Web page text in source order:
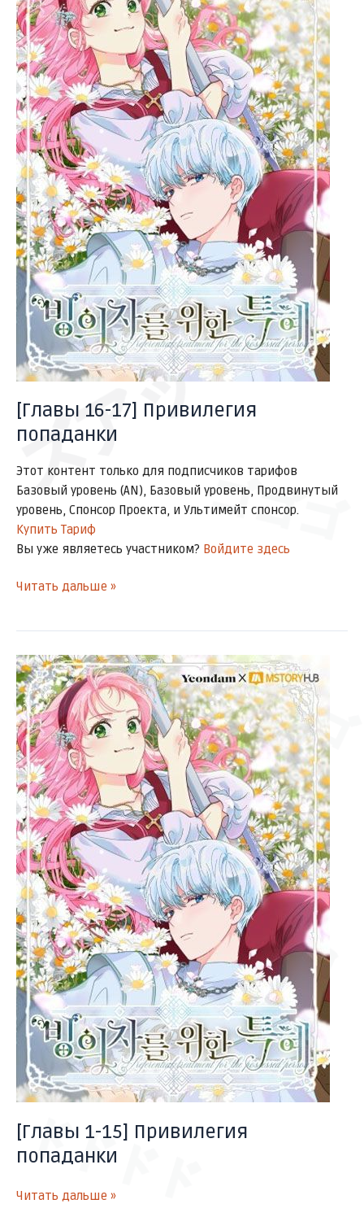
シーン
ズアッ
シーン
ゴゴゴ
ドドドド
サッ
ゴゴゴ
ゴゴゴ
ズアッ
[Главы 16-17] Привилегия
попаданки
Этот контент только для подписчиков тарифов
Базовый уровень (AN), Базовый уровень, Продвинутый
уровень, Спонсор Проекта, и Ультимейт спонсор.
Купить Тариф
Вы уже являетесь участником? Войдите здесь
попаданки
Читать дальше »
[Главы 1-15] Привилегия
попаданки
[Главы
1-
15]
Привилегия
попаданки
Читать дальше »